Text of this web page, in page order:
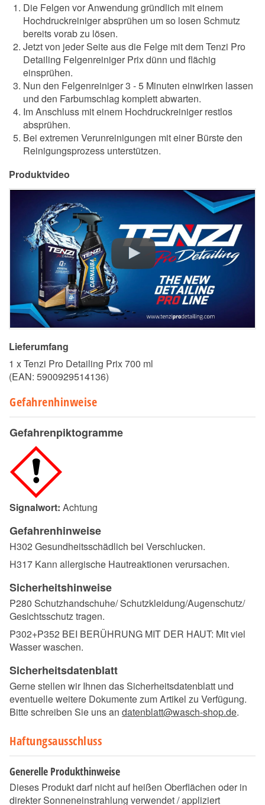
Die Felgen vor Anwendung gründlich mit einem
Hochdruckreiniger absprühen um so losen Schmutz
bereits vorab zu lösen.
Jetzt von jeder Seite aus die Felge mit dem Tenzi Pro
Detailing Felgenreiniger Prix dünn und flächig
einsprühen.
Nun den Felgenreiniger 3 - 5 Minuten einwirken lassen
und den Farbumschlag komplett abwarten.
Im Anschluss mit einem Hochdruckreiniger restlos
absprühen.
Bei extremen Verunreinigungen mit einer Bürste den
Reinigungsprozess unterstützen.
Produktvideo
Lieferumfang
1 x Tenzi Pro Detailing Prix 700 ml
(EAN: 5900929514136)
Gefahrenhinweise
Gefahrenpiktogramme
Signalwort: Achtung
Gefahrenhinweise
H302 Gesundheitsschädlich bei Verschlucken.
H317 Kann allergische Hautreaktionen verursachen.
Sicherheitshinweise
P280 Schutzhandschuhe/ Schutzkleidung/Augenschutz/
Gesichtsschutz tragen.
P302+P352 BEI BERÜHRUNG MIT DER HAUT: Mit viel
Wasser waschen.
Sicherheitsdatenblatt
Gerne stellen wir Ihnen das Sicherheitsdatenblatt und
eventuelle weitere Dokumente zum Artikel zu Verfügung.
Bitte schreiben Sie uns an datenblatt@wasch-shop.de.
Haftungsausschluss
Generelle Produkthinweise
Dieses Produkt darf nicht auf heißen Oberflächen oder in
direkter Sonneneinstrahlung verwendet / appliziert